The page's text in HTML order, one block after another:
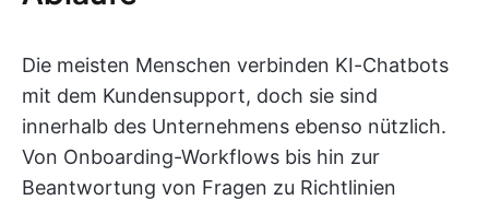
Die meisten Menschen verbinden KI-Chatbots
mit dem Kundensupport, doch sie sind
innerhalb des Unternehmens ebenso nützlich.
Von Onboarding-Workflows bis hin zur
Beantwortung von Fragen zu Richtlinien